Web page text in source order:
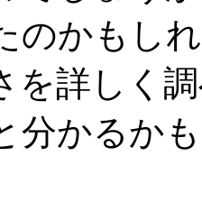
のかもし
を詳しく
分かるか